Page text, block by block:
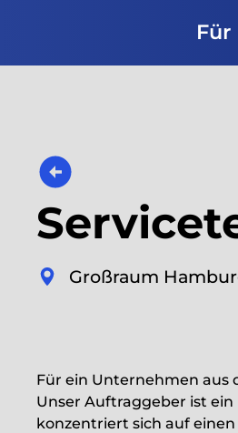
Für
Großraum
Für ein Unternehmen aus
Unser Auftraggeber ist
konzentriert sich auf